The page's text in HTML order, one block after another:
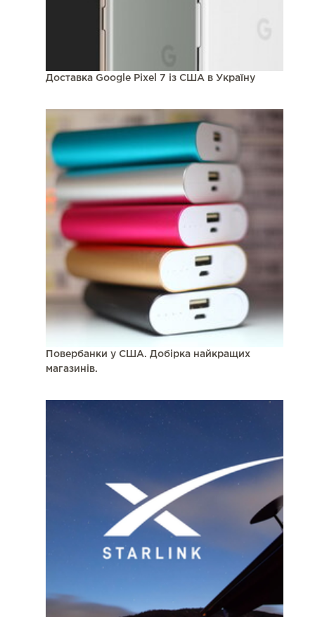
Доставка Google Pixel 7 із США в Україну
Повербанки у США. Добірка найкращих
магазинів.